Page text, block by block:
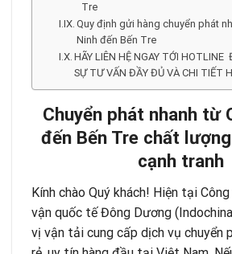
Tre
Quy định gửi hàng chuyển phát
Ninh đến Bến Tre
HÃY LIÊN HỆ NGAY TỚI
SỰ TƯ VẤN ĐẦY ĐỦ VÀ CHI TIẾT
Chuyển phát nhanh từ
đến Bến Tre chất
cạnh tranh
Kính chào Quý khách! Hiện tại
vận quốc tế Đông Dương
vị vận tải cung cấp dịch vụ chuyển